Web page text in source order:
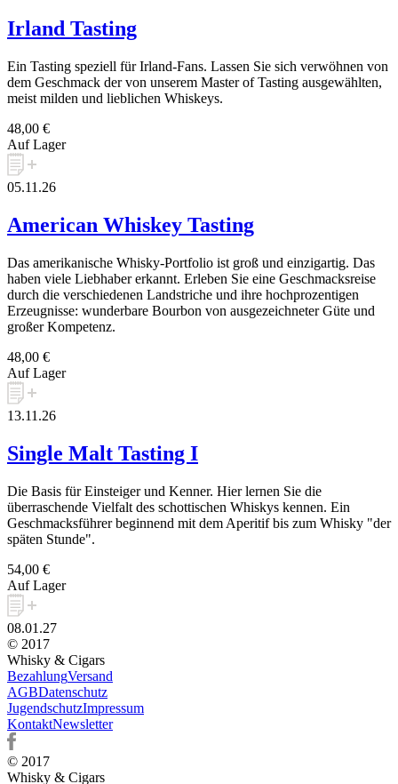
Irland Tasting
Ein Tasting speziell für Irland-Fans. Lassen Sie sich verwöhnen von
dem Geschmack der von unserem Master of Tasting ausgewählten,
meist milden und lieblichen Whiskeys.
48,00 €
Auf Lager
05.11.26
American Whiskey Tasting
Das amerikanische Whisky-Portfolio ist groß und einzigartig. Das
haben viele Liebhaber erkannt. Erleben Sie eine Geschmacksreise
durch die verschiedenen Landstriche und ihre hochprozentigen
Erzeugnisse: wunderbare Bourbon von ausgezeichneter Güte und
großer Kompetenz.
48,00 €
Auf Lager
13.11.26
Single Malt Tasting I
Die Basis für Einsteiger und Kenner. Hier lernen Sie die
überraschende Vielfalt des schottischen Whiskys kennen. Ein
Geschmacksführer beginnend mit dem Aperitif bis zum Whisky "der
späten Stunde".
54,00 €
Auf Lager
08.01.27
© 2017
Whisky & Cigars
BezahlungVersand
AGBDatenschutz
JugendschutzImpressum
KontaktNewsletter
© 2017
Whisky & Cigars